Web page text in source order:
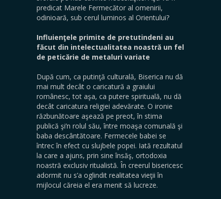
predicat Marele Fermecător al omenirii,
odinioară, sub cerul luminos al Orientului?
Influienţele primite de pretutindeni au
făcut din intelectualitatea noastră un fel
de peticărie de metaluri variate
După cum, ca putinţă culturală, Biserica nu dă
mai mult decât o caricatură a graiului
românesc, tot aşa, ca putere spirituală, nu dă
decât caricatura religiei adevărate. O ironie
răzbunătoare aşează pe preot, în stima
publică şi’n rolul său, între moaşa comunală şi
baba descântătoare. Fermecele babei se
întrec în efect cu slujbele popei. Iată rezultatul
la care a ajuns, prin sine însăş, ortodoxia
noastră exclusiv ritualistă. În creerul bisericesc
adormit nu s’a oglindit realitatea vieţii în
mijlocul căreia el era menit să lucreze.